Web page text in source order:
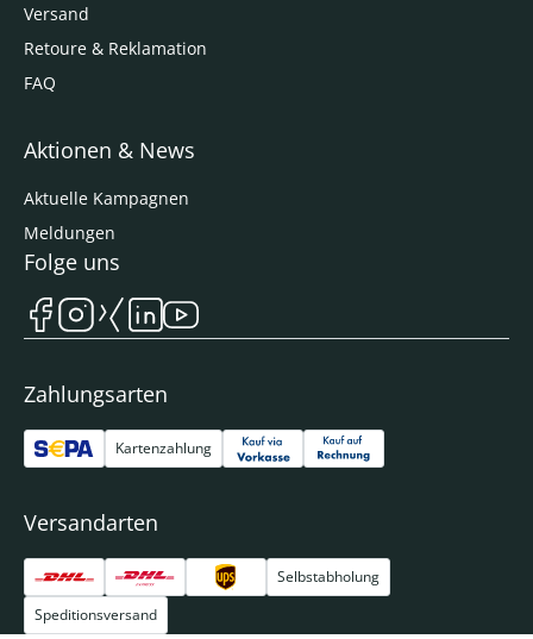
Versand
Retoure & Reklamation
FAQ
Aktionen & News
Aktuelle Kampagnen
Meldungen
Zahlungsarten
Kartenzahlung
Versandarten
Selbstabholung
Speditionsversand
Folge uns